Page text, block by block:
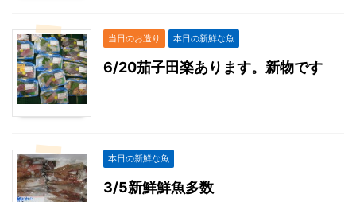
当日のお造り 本日の新鮮な魚
6/20茄子田楽あります。新物です
本日の新鮮な魚
3/5新鮮鮮魚多数